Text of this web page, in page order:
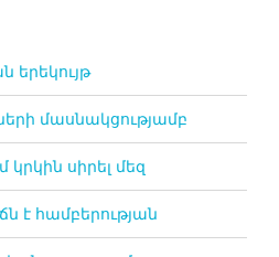
մասնակցությամբ
կրկին սիրել մեզ
է համբերության